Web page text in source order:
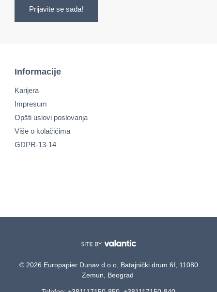
Prijavite se sada!
Informacije
Karijera
Impresum
Opšti uslovi poslovanja
Više o kolačićima
GDPR-13-14
© 2026 Europapier Dunav d.o.o, Batajnički drum 6f, 11080
Zemun, Beograd